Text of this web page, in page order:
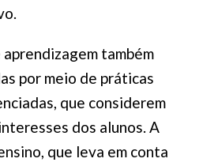
também
por meio de práticas
que considerem
dos alunos. A
que leva em conta